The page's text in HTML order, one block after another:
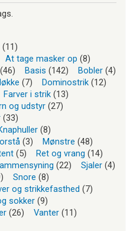
(11)
At tage masker op (8)
(46) Basis (142) Bobler (4)
(7) Dominostrik (12)
Farver i strik (13)
og udstyr (27)
(33)
(8)
(3) Mønstre (48)
(5) Ret og vrang (14)
(22) Sjaler (4)
Snore (8)
og strikkefasthed (7)
sokker (9)
(26) Vanter (11)